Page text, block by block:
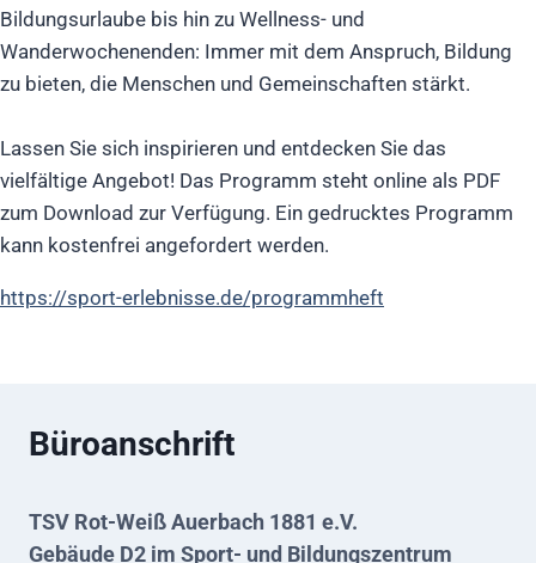
Bildungsurlaube bis hin zu Wellness- und
Wanderwochenenden: Immer mit dem Anspruch, Bildung
zu bieten, die Menschen und Gemeinschaften stärkt.
Lassen Sie sich inspirieren und entdecken Sie das
vielfältige Angebot! Das Programm steht online als PDF
zum Download zur Verfügung. Ein gedrucktes Programm
kann kostenfrei angefordert werden.
https://sport-erlebnisse.de/programmheft
Büroanschrift
TSV Rot-Weiß Auerbach 1881 e.V.
Gebäude D2 im Sport- und Bildungszentrum